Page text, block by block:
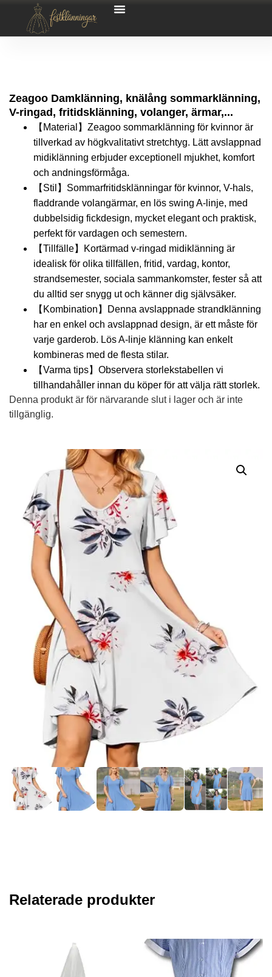
Zeagoo Damklänning, knälång sommarklänning,
V-ringad, fritidsklänning, volanger, ärmar,...
【Material】Zeagoo sommarklänning för kvinnor är
tillverkad av högkvalitativt stretchtyg. Lätt avslappnad
midiklänning erbjuder exceptionell mjukhet, komfort
och andningsförmåga.
【Stil】Sommarfritidsklänningar för kvinnor, V-hals,
fladdrande volangärmar, en lös swing A-linje, med
dubbelsidig fickdesign, mycket elegant och praktisk,
perfekt för vardagen och semestern.
【Tillfälle】Kortärmad v-ringad midiklänning är
idealisk för olika tillfällen, fritid, vardag, kontor,
strandsemester, sociala sammankomster, fester så att
du alltid ser snygg ut och känner dig självsäker.
【Kombination】Denna avslappnade strandklänning
har en enkel och avslappnad design, är ett måste för
varje garderob. Lös A-linje klänning kan enkelt
kombineras med de flesta stilar.
【Varma tips】Observera storlekstabellen vi
tillhandahåller innan du köper för att välja rätt storlek.
Denna produkt är för närvarande slut i lager och är inte
tillgänglig.
Relaterade produkter